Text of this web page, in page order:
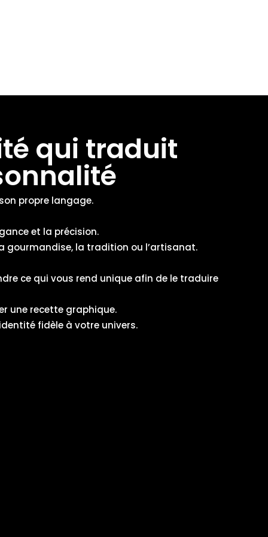
qui traduit
propre langage.
et la précision.
gourmandise, la tradition ou l’artisanat.
ce qui vous rend unique afin de le traduire
une recette graphique.
fidèle à votre univers.